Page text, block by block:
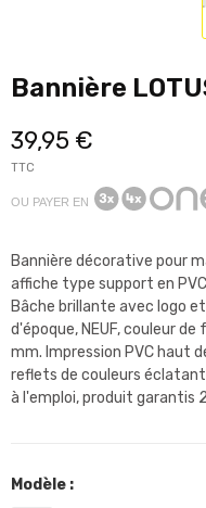
Bannière
39,95 €
TTC
OU PAYER EN
Bannière décorative pour
affiche type support en
Bâche brillante avec logo
d'époque, NEUF, couleur
mm. Impression PVC haut
reflets de couleurs
à l'emploi, produit garantis
Modèle :